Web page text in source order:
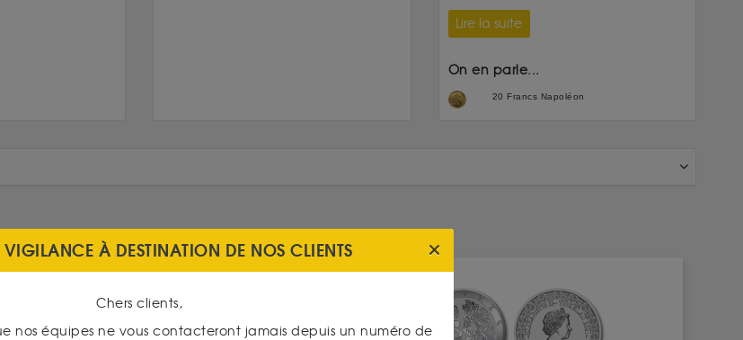
Lire la suite
On en parle...
20 Francs Napoléon
VIGILANCE À DESTINATION DE NOS CLIENTS
Chers clients,
nos équipes ne vous contacteront jamais depuis un numéro de